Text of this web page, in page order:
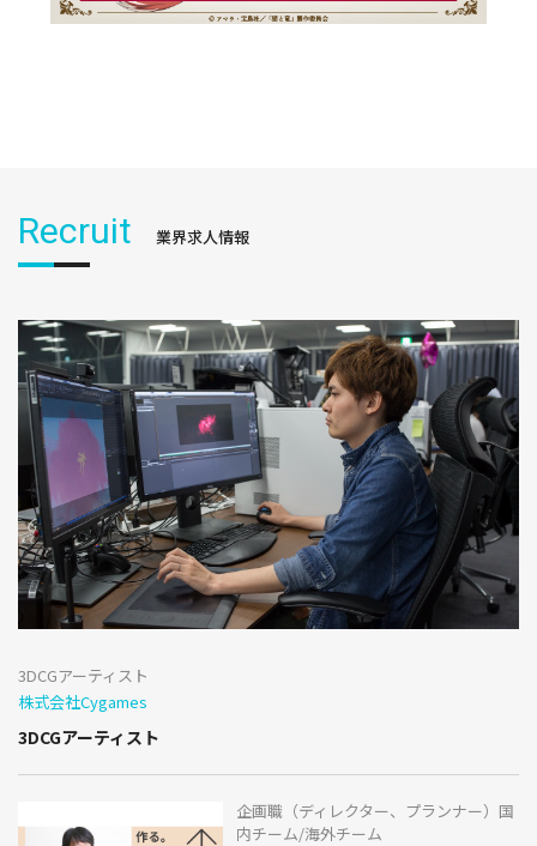
Recruit 業界求人情報
3DCGアーティスト
株式会社Cygames
3DCGアーティスト
企画職（ディレクター、プランナー）国
内チーム/海外チーム